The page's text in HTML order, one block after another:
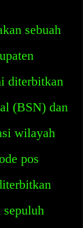
sebuah
diterbitkan
(BSN) dan
wilayah
pos
sepuluh